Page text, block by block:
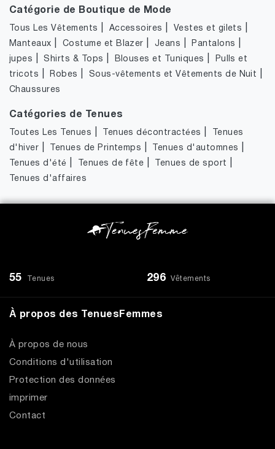
Catégorie de Boutique de Mode
Tous Les Vêtements Accessoires Vestes et gilets
Manteaux Costume et Blazer Jeans Pantalons
jupes |Shirts & Tops Blouses et Tuniques
Pulls et
tricots
Robes Sous-vêtements et Vêtements de Nuit
Chaussures
Catégories de Tenues
Toutes Les Tenues Tenues décontractées
Tenues
d'hiver
Tenues de Printemps Tenues d'automnes
Tenues d'été Tenues de fête Tenues de sport
Tenues d'affaires
55 Tenues 296 Vêtements
À propos des TenuesFemmes
À propos de nous
Conditions d'utilisation
Protection des données
imprimer
Contact